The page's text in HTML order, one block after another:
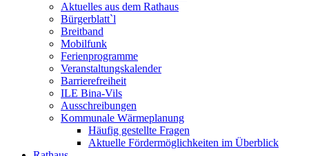
Aktuelles aus dem Rathaus
Bürgerblatt`l
Breitband
Mobilfunk
Ferienprogramme
Veranstaltungskalender
Barrierefreiheit
ILE Bina-Vils
Ausschreibungen
Kommunale Wärmeplanung
Häufig gestellte Fragen
Aktuelle Fördermöglichkeiten im Überblick